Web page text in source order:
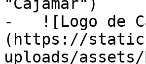
-   ![Logo de
(https://
uploads/assets/